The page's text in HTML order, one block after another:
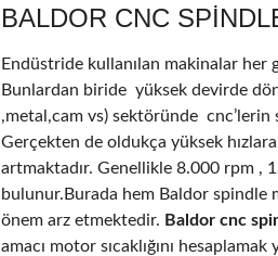
BALDOR CNC
Endüstride kullanılan makinalar her
Bunlardan biride yüksek devirde
,metal,cam vs) sektöründe
Gerçekten de oldukça yüksek
artmaktadır. Genellikle 8.000 rpm ,
bulunur.Burada hem Baldor spindle
önem arz etmektedir. Baldor cnc
amacı motor sıcaklığını